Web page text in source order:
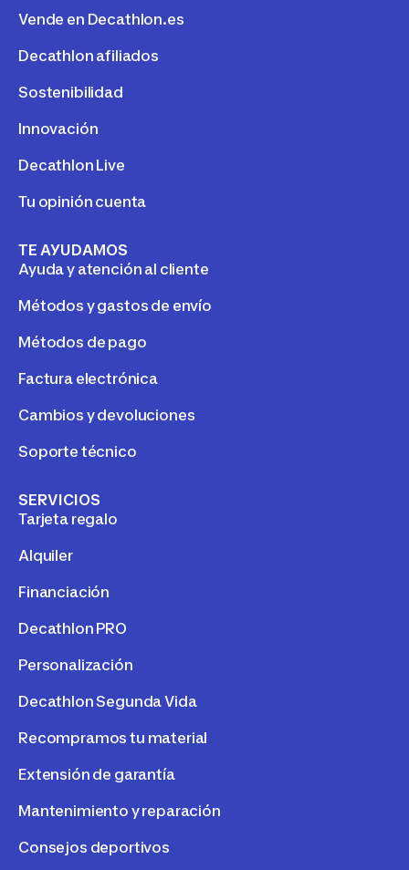
Vende en Decathlon.es
Decathlon afiliados
Sostenibilidad
Innovación
Decathlon Live
Tu opinión cuenta
TE AYUDAMOS
Ayuda y atención al cliente
Métodos y gastos de envío
Métodos de pago
Factura electrónica
Cambios y devoluciones
Soporte técnico
SERVICIOS
Tarjeta regalo
Alquiler
Financiación
Decathlon PRO
Personalización
Decathlon Segunda Vida
Recompramos tu material
Extensión de garantía
Mantenimiento y reparación
Consejos deportivos